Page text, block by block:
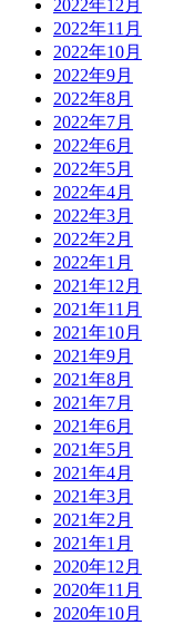
2022年12月
2022年11月
2022年10月
2022年9月
2022年8月
2022年7月
2022年6月
2022年5月
2022年4月
2022年3月
2022年2月
2022年1月
2021年12月
2021年11月
2021年10月
2021年9月
2021年8月
2021年7月
2021年6月
2021年5月
2021年4月
2021年3月
2021年2月
2021年1月
2020年12月
2020年11月
2020年10月